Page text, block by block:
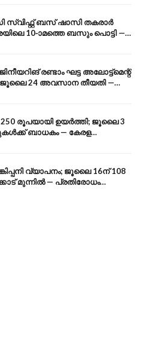
ബസ് ഷാസി തകരാർ
10-ാമത്തെ ബസും പൊട്ടി —
രണ്ടാം ഘട്ട അലോട്ട്മെന്റ്
ജൂലൈ 24 അവസാന തീയതി —
250 രൂപയായി ഉയർത്തി; ജൂലൈ 3
ബാധകം — കേരള
വ്യാപനം; ജൂലൈ 16ന് 108
മുന്നിൽ — പ്രതിരോധം